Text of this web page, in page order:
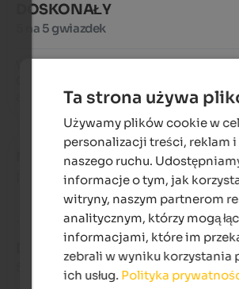
DOSKONAŁY
5 na 5 gwiazdek
Great apartment, super friendly
and you can even order fresh pastries
- marzec 2026
podróżował jako grupa przyjaciół
DOSKONAŁY
5 na 5 gwiazdek
Ta strona używa
Używamy plików cookie w
personalizacji treści, reklam i
naszego ruchu.
informacje o tym, jak
witryny, naszym partnerom
analitycznym, którzy mogą
informacjami, które im
zebrali w wyniku korzystania
ich usług. Polityka